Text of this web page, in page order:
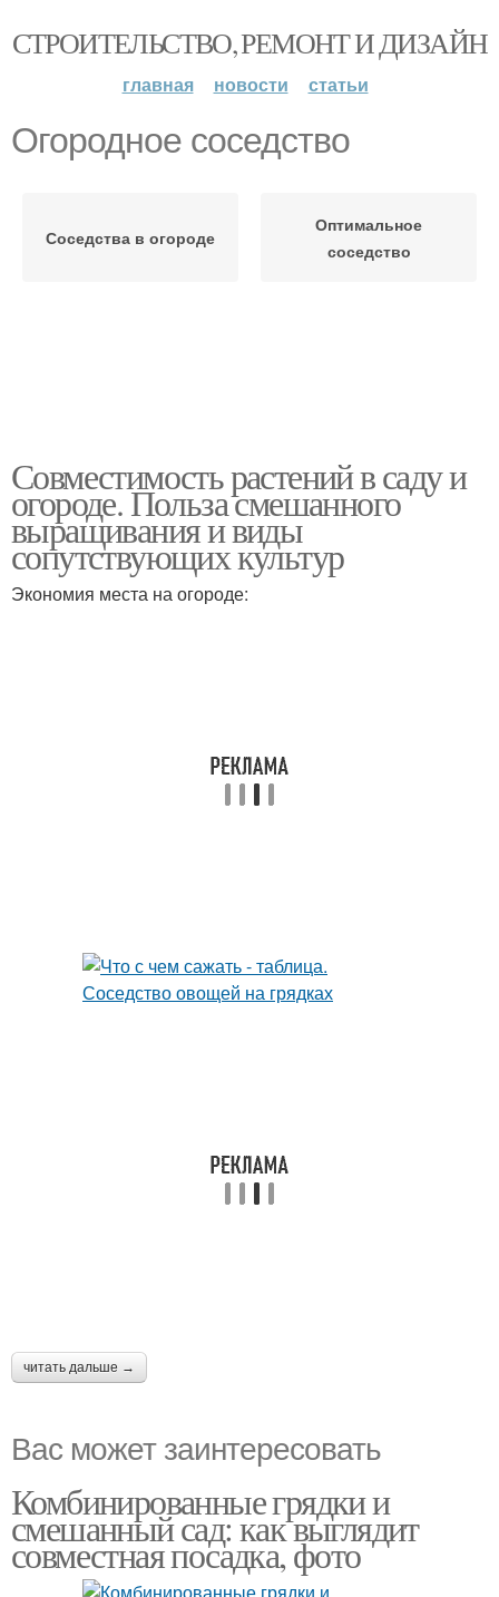
СТРОИТЕЛЬСТВО, РЕМОНТ И ДИЗАЙН
главная новости статьи
Огородное соседство
Соседства в огороде
Оптимальное
соседство
Совместимость растений в саду и
огороде. Польза смешанного
выращивания и виды
сопутствующих культур
Экономия места на огороде:
читать дальше →
Вас может заинтересовать
Комбинированные грядки и
смешанный сад: как выглядит
совместная посадка, фото